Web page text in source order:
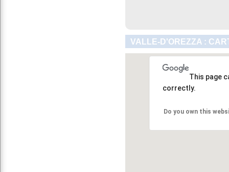
VALLE-D'OREZZA :
This page
correctly.
Do you own this